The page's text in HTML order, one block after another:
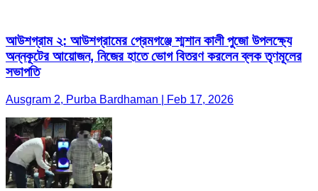
আউশগ্রাম ২: আউশগ্রামের প্রেমগঞ্জে শ্মশান কালী পুজো উপলক্ষ্যে
অন্নকূটের আয়োজন, নিজের হাতে ভোগ বিতরণ করলেন ব্লক তৃণমূলের
সভাপতি
Ausgram 2, Purba Bardhaman | Feb 17, 2026